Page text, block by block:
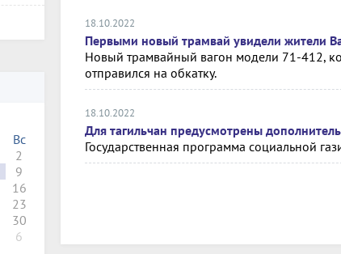
Вс
2
9
16
23
30
6
18.10.2022
Первыми новый трамвай увидели жители
Новый трамвайный вагон модели 71-412,
отправился на обкатку.
18.10.2022
Для тагильчан предусмотрены
Государственная программа социальной